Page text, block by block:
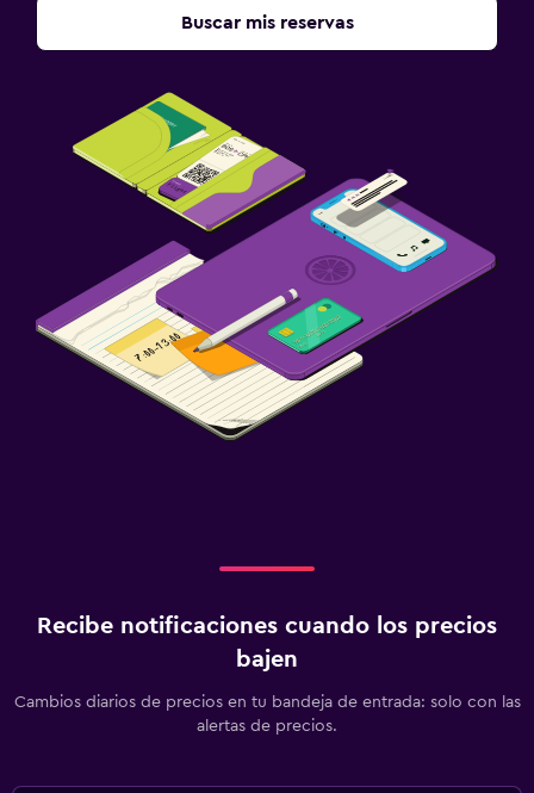
Buscar mis reservas
Recibe notificaciones cuando los precios
bajen
Cambios diarios de precios en tu bandeja de entrada: solo con las
alertas de precios.